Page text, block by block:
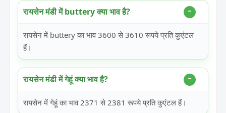
रायसेन मंडी में buttery क्या भाव है?
रायसेन में buttery का भाव 3600 से 3610 रूपये प्रति कुएंटल
हैं।
रायसेन मंडी में गेहूं क्या भाव है?
रायसेन में गेहूं का भाव 2371 से 2381 रूपये प्रति कुएंटल हैं।